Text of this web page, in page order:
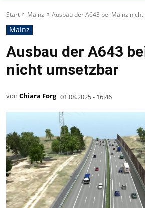
Start Mainz Ausbau der A643 bei Mainz
Mainz
Ausbau der A643
nicht umsetzbar
von Chiara Forg 01.08.2025 - 16:46